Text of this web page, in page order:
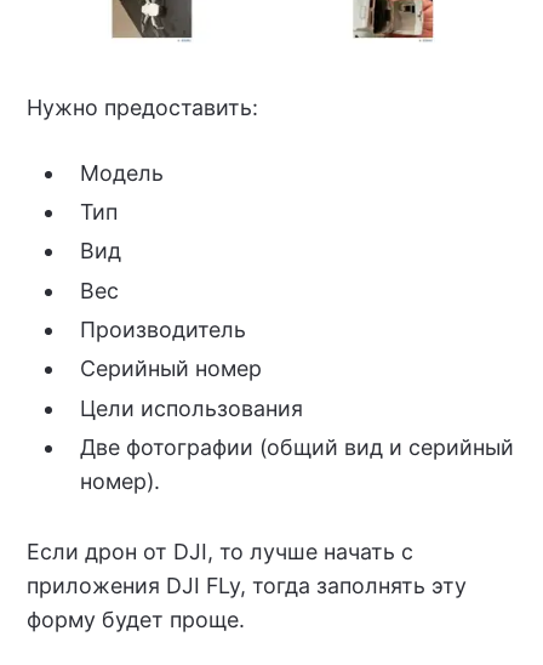
Нужно предоставить:
Модель
Тип
Вид
Вес
Производитель
Серийный номер
Цели использования
Две фотографии (общий вид и серийный
номер).
Если дрон от DJI, то лучше начать с
приложения DJI FLy, тогда заполнять эту
форму будет проще.